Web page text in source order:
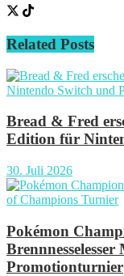
Related Posts
Bread & Fred
Edition für
30. Juli 2026
Pokémon
Promotionturnier